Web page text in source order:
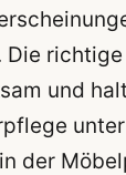
Die
und
der